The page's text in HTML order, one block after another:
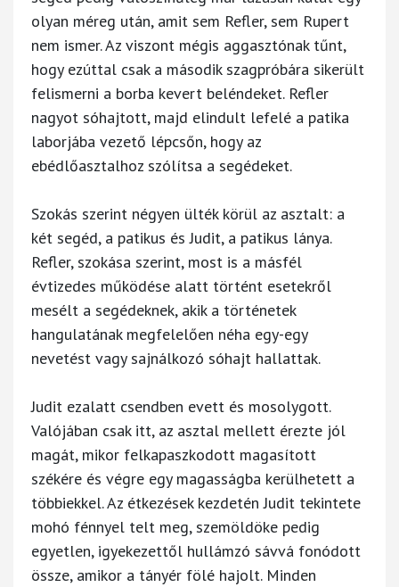
olyan méreg után, amit sem Refler, sem Rupert
nem ismer. Az viszont mégis aggasztónak tűnt,
hogy ezúttal csak a második szagpróbára sikerült
felismerni a borba kevert beléndeket. Refler
nagyot sóhajtott, majd elindult lefelé a patika
laborjába vezető lépcsőn, hogy az
ebédlőasztalhoz szólítsa a segédeket.
Szokás szerint négyen ülték körül az asztalt: a
két segéd, a patikus és Judit, a patikus lánya.
Refler, szokása szerint, most is a másfél
évtizedes működése alatt történt esetekről
mesélt a segédeknek, akik a történetek
hangulatának megfelelően néha egy-egy
nevetést vagy sajnálkozó sóhajt hallattak.
Judit ezalatt csendben evett és mosolygott.
Valójában csak itt, az asztal mellett érezte jól
magát, mikor felkapaszkodott magasított
székére és végre egy magasságba kerülhetett a
többiekkel. Az étkezések kezdetén Judit tekintete
mohó fénnyel telt meg, szemöldöke pedig
egyetlen, igyekezettől hullámzó sávvá fonódott
össze, amikor a tányér fölé hajolt. Minden